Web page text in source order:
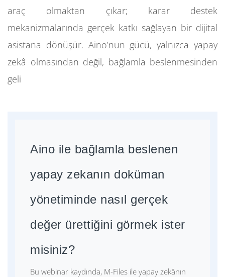
araç olmaktan çıkar; karar destek
mekanizmalarında gerçek katkı sağlayan bir dijital
asistana dönüşür. Aino’nun gücü, yalnızca yapay
zekâ olmasından değil, bağlamla beslenmesinden
geli
Aino ile bağlamla beslenen
yapay zekanın doküman
yönetiminde nasıl gerçek
değer ürettiğini görmek ister
misiniz?
Bu webinar kaydında, M-Files ile yapay zekânın